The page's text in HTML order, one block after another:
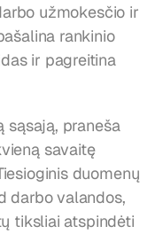
užmokesčio ir
rankinio
ir pagreitina
sąsają, praneša
savaitę
duomenų
darbo valandos,
tiksliai atspindėti